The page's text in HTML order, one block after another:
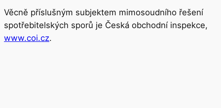
Věcně příslušným subjektem mimosoudního řešení
spotřebitelských sporů je Česká obchodní inspekce,
www.coi.cz.